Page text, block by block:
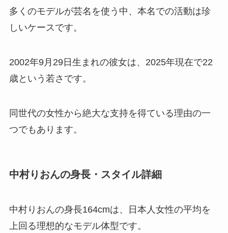
多くのモデルが芸名を使う中、本名での活動は珍
しいケースです。
2002年9月29日生まれの彼女は、2025年現在で22
歳という若さです。
同世代の女性から絶大な支持を得ている理由の一
つでもあります。
中村りおんの身長・スタイル詳細
中村りおんの身長164cmは、日本人女性の平均を
上回る理想的なモデル体型です。